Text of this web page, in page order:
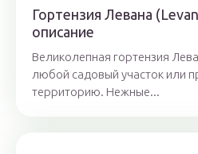
Гортензия Левана
описание
Великолепная гортензия
любой садовый участок или
территорию. Нежные...